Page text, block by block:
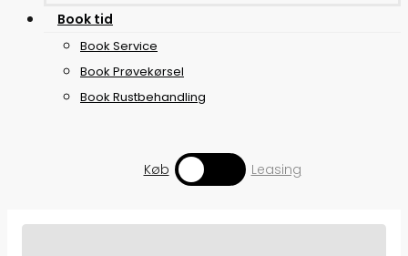
Book tid
Book Service
Book Prøvekørsel
Book Rustbehandling
Køb ToggleLeasing